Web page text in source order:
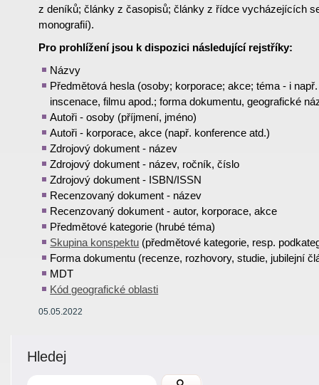
z deníků; články z časopisů; články z řídce vycházejících
monografií).
Pro prohlížení jsou k dispozici následující rejstříky:
Názvy
Předmětová hesla (osoby; korporace; akce; téma - i
inscenace, filmu apod.; forma dokumentu, geografické
Autoři - osoby (příjmení, jméno)
Autoři - korporace, akce (např. konference atd.)
Zdrojový dokument - název
Zdrojový dokument - název, ročník, číslo
Zdrojový dokument - ISBN/ISSN
Recenzovaný dokument - název
Recenzovaný dokument - autor, korporace, akce
Předmětové kategorie (hrubé téma)
Skupina konspektu (předmětové kategorie, resp.
Forma dokumentu (recenze, rozhovory, studie, jubilejní
MDT
Kód geografické oblasti
05.05.2022
Hledej